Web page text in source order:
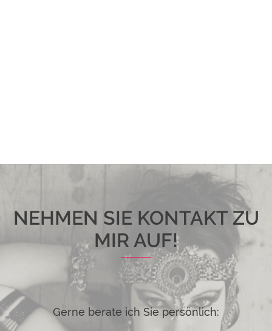
NEHMEN SIE KONTAKT ZU
MIR AUF!
Gerne berate ich Sie persönlich: